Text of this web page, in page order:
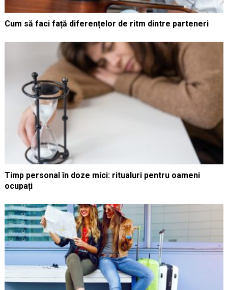
Cum să faci față diferențelor de ritm dintre parteneri
Timp personal în doze mici: ritualuri pentru oameni
ocupați